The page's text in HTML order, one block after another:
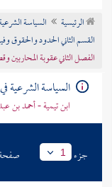
تراجم الأعلام
الرئيسية
السياسة
القسم الثاني الحدود والحقوق
الفصل الثاني عقوبة المحاربين
السياسة الشرعية
ابن تيمية - أحمد بن
جزء 1